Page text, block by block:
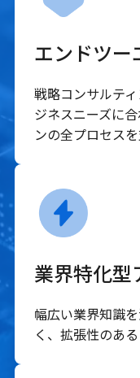
エンドツー
戦略コンサルテ
ジネスニーズに
ンの全プロセスを
業界特化型
幅広い業界知識
く、拡張性のあ